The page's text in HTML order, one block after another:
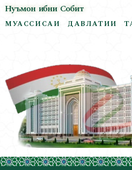
Нуъмон ибни Собит
МУАССИСАИ ДАВЛАТИИ